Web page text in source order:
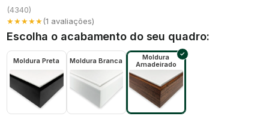
(4340)
★★★★★(1 avaliações)
Escolha o acabamento do seu quadro:
Moldura Preta Moldura Branca
Moldura
Amadeirado